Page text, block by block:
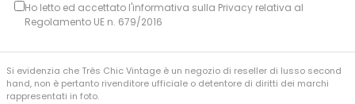
Ho letto ed accettato l'informativa sulla Privacyrelativa al
Regolamento UE n. 679/2016
Si evidenzia che Très Chic Vintage è un negozio di reseller di lusso second
hand, non è pertanto rivenditore ufficiale o detentore di diritti dei marchi
rappresentati in foto.